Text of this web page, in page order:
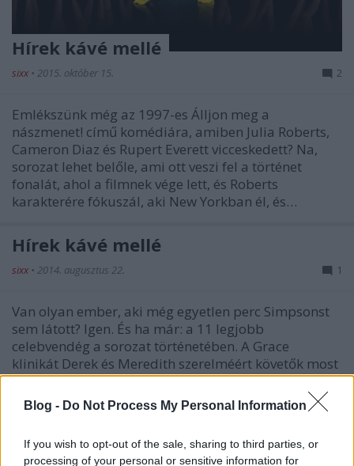
Blog - Do Not Process My Personal Information
If you wish to opt-out of the sale, sharing to third parties, or
processing of your personal or sensitive information for
Hírek kávé mellé
sixx • 2015. október 15. 2
Emlékszünk még az 1997-es Álljon meg a
nászmenet! című komédiára, amiben Julia Roberts,
Cameron Diaz és Rupert Everett vicceskedett? Na,
sorozat lehet belőle, ami ott veszi fel a történet
fonalát, ahol a filmnek vége lett, és Roberts
karakterére fókuszál, aki New Yorkban él, és…
Hírek kávé mellé
sixx • 2014. augusztus 22. 1
Van olyan ember, aki még egyetlen perc Simpsonst
sem látott? Igen. És ha már: a 11 legjobb
celebvendég a sorozat történetében. A Grace
klinikát Derek és Meredith szerelméért követők most
takarják el a szemüket: Shonda Rhimes nem zárja ki
annak lehetőségét, hogy a páros…
Hírek kávé mellé